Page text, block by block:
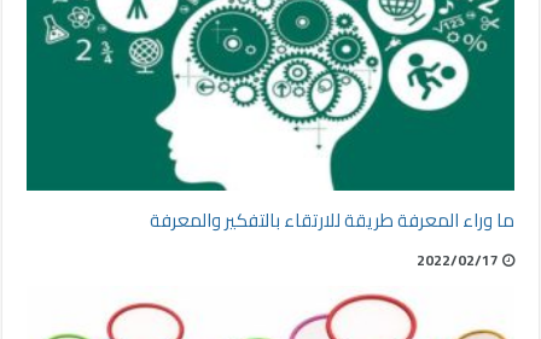
ما وراء المعرفة طريقة للارتقاء بالتفكير والمعرفة
2022/02/17